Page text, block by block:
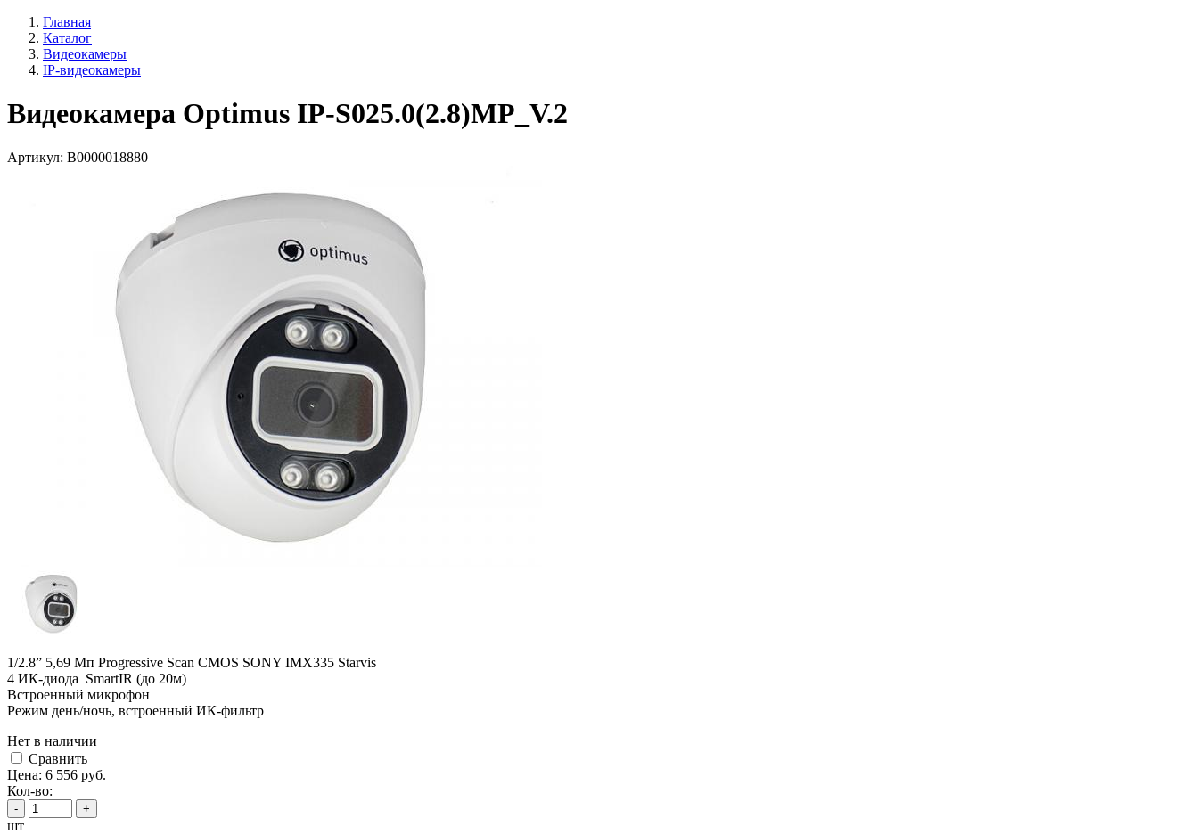
Главная
Каталог
Видеокамеры
IP-видеокамеры
Видеокамера Optimus IP-S025.0(2.8)MP_V.2
Артикул: В0000018880
1/2.8” 5,69 Мп Progressive Scan CMOS SONY IMX335 Starvis
4 ИК-диода SmartIR (до 20м)
Встроенный микрофон
Режим день/ночь, встроенный ИК-фильтр
Нет в наличии
Cравнить
Цена: 6 556 руб.
Кол-во:
- +
шт